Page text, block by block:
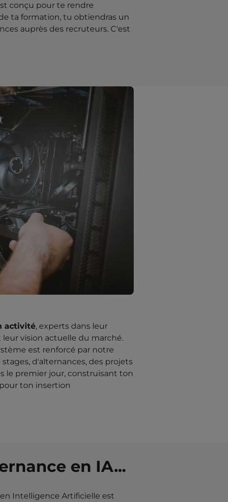
conçu pour te rendre
ta formation, tu obtiendras un
auprès des recruteurs. C'est
activité, experts dans leur
vision actuelle du marché.
est renforcé par notre
d'alternances, des projets
le premier jour, construisant ton
ton insertion
en IA...
Intelligence Artificielle est